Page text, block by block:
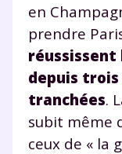
en
prendre
réussissent
depuis trois
tranchées.
subit même
ceux de « la
et